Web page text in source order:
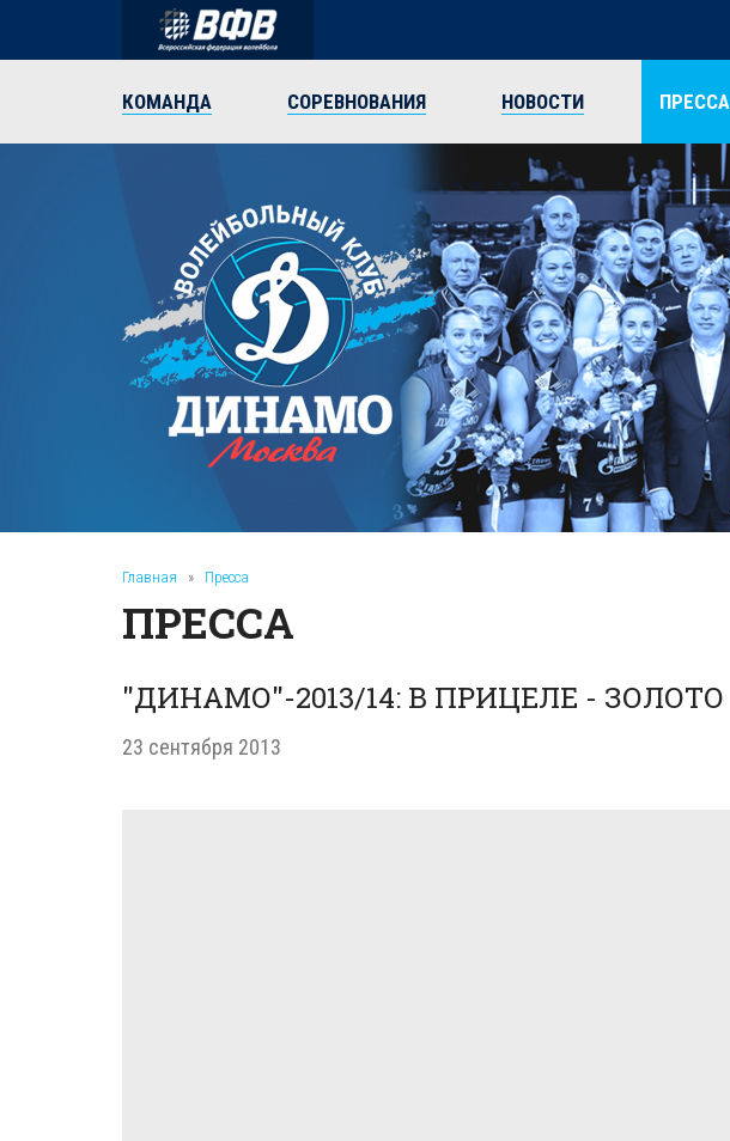
КОМАНДА СОРЕВНОВАНИЯ НОВОСТИ ПРЕССА
Главная » Пресса
ПРЕССА
"ДИНАМО"-2013/14: В ПРИЦЕЛЕ - ЗОЛОТО
23 сентября 2013